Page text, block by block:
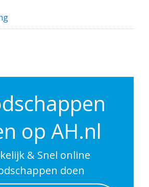
op AH.nl
& Snel online
doen